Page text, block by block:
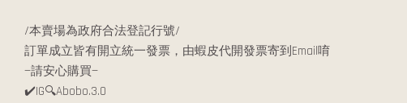
/本賣場為政府合法登記行號/
訂單成立皆有開立統一發票，由蝦皮代開發票寄到Email唷
—請安心購買—
✔️IG🔍Abobo.3.0